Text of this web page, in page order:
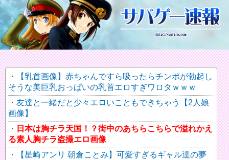
【乳首画像】赤ちゃんですら吸ったらチンポが勃起し
そうな美巨乳おっぱいの乳首エロすぎワロタｗｗｗ
友達と一緒だと少々エロいこともできちゃう【2人娘
画像】
日本は胸チラ天国！？街中のあちらこちらで溢れかえ
る素人胸チラ盗撮エロ画像
【星崎アンリ 朝倉ことみ】可愛すぎるギャル達の夢